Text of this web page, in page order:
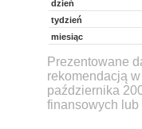
dzień
tydzień
miesiąc
Prezentowane
rekomendacją
października
finansowych lub